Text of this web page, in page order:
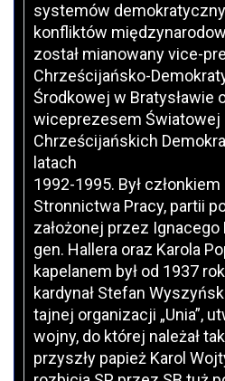
systemów
konfliktów
został mianowany vice-
Chrześcijańsko-
Środkowej w Bratysławie
wiceprezesem Światowej
Chrześcijańskich
latach
1992-1995. Był
Stronnictwa Pracy, partii
założonej przez
gen. Hallera oraz Karola
kapelanem był od 1937
kardynał Stefan
tajnej organizacji „Unia”,
wojny, do której należał
przyszły papież Karol